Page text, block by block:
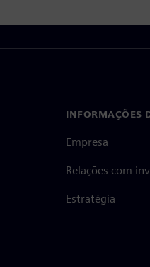
INFORMAÇÕES
Empresa
Relações com
Estratégia